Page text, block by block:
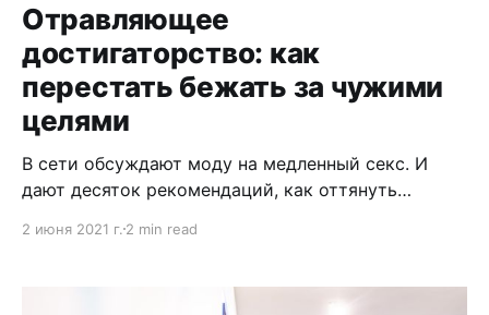
Отравляющее
достигаторство: как
перестать бежать за чужими
целями
В сети обсуждают моду на медленный секс. И
дают десяток рекомендаций, как оттянуть
2 июня 2021 г. 2 min read